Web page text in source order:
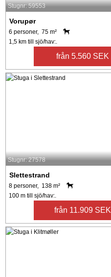
Stugnr: 59553
Vorupør
6 personer, 75 m²
1,5 km till sjö/hav:.
från 5.560 SEK
Stugnr: 27578
Slettestrand
8 personer, 138 m²
100 m till sjö/hav:.
från 11.909 SEK